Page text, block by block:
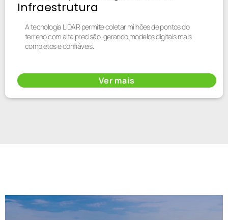
Infraestrutura
A tecnologia LiDAR permite coletar milhões de pontos do
terreno com alta precisão, gerando modelos digitais mais
completos e confiáveis.
Ver mais